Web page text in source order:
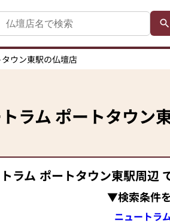
ウン東駅の仏壇店
ラムポートタウン
ラム ポートタウン東駅周辺
▼検索条件
ニュートラ